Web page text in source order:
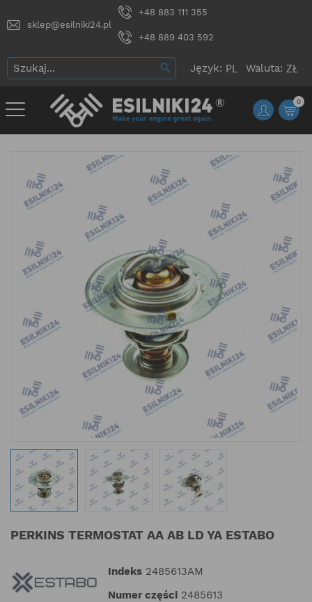
sklep@esilniki24.pl
+48 883 111 355
+48 889 403 592
Język: Waluta:
0
PERKINS TERMOSTAT AA AB LD YA ESTABO
Indeks 2485613AM
Numer części 2485613